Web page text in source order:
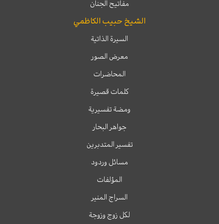
مفاتيح الجنان
الشيخ حبيب الكاظمي
السيرة الذاتية
معرض الصور
المحاضرات
كلمات قصيرة
ومضة تفسيرية
جواهر البحار
تفسير المتدبرين
مسائل وردود
المؤلفات
السراج المنير
لكل زوج وزوجة